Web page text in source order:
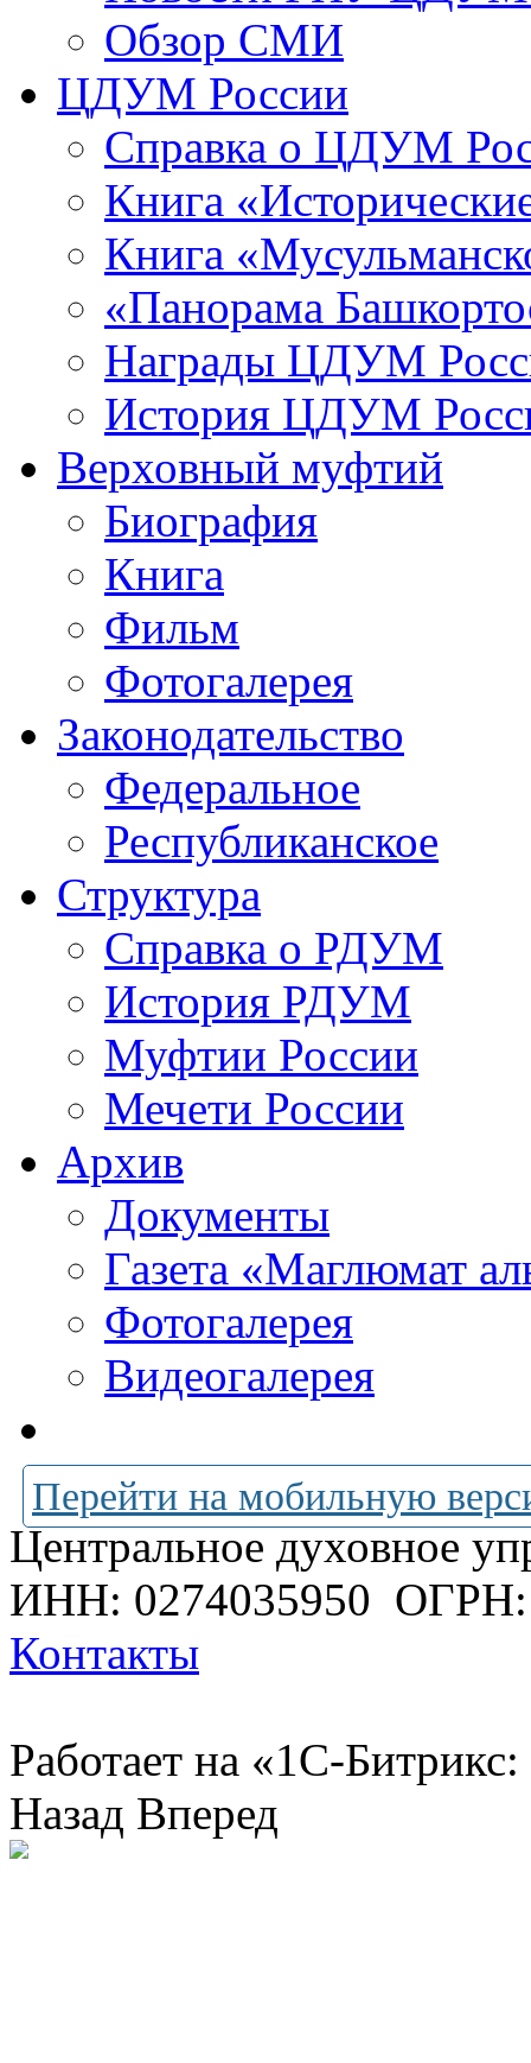
Обзор СМИ
ЦДУМ России
Справка о ЦДУМ
Книга
Книга
«Панорама
Награды ЦДУМ
История ЦДУМ
Верховный муфтий
Биография
Книга
Фильм
Фотогалерея
Законодательство
Федеральное
Республиканское
Структура
Справка о РДУМ
История РДУМ
Муфтии России
Мечети России
Архив
Документы
Газета «Маглюмат
Фотогалерея
Видеогалерея
Перейти на мобильную
Центральное духовное
ИНН: 0274035950 ОГРН:
Контакты
Работает на «1С-
Назад Вперед